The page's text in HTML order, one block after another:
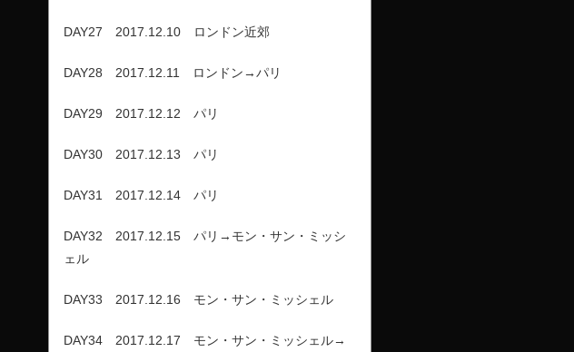
DAY27 2017.12.10 ロンドン近郊
DAY28 2017.12.11 ロンドン→パリ
DAY29 2017.12.12 パリ
DAY30 2017.12.13 パリ
DAY31 2017.12.14 パリ
DAY32 2017.12.15 パリ→モン・サン・ミッシ
ェル
DAY33 2017.12.16 モン・サン・ミッシェル
DAY34 2017.12.17 モン・サン・ミッシェル→